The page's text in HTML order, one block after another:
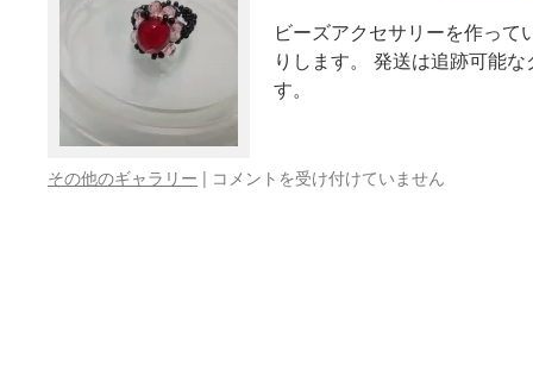
ビーズアクセサリーを作って
りします。 発送は追跡可能
す。
その他のギャラリー | 手
コメントを受け付けていません